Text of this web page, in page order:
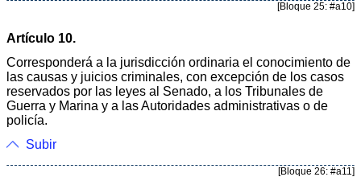
[Bloque 25: #a10]
Artículo 10.
Corresponderá a la jurisdicción ordinaria el conocimiento de
las causas y juicios criminales, con excepción de los casos
reservados por las leyes al Senado, a los Tribunales de
Guerra y Marina y a las Autoridades administrativas o de
policía.
Subir
[Bloque 26: #a11]